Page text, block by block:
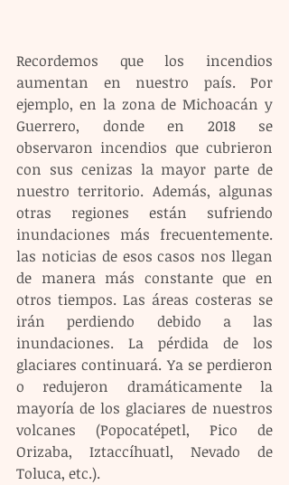
Recordemos que los incendios
aumentan en nuestro país. Por
ejemplo, en la zona de Michoacán y
Guerrero, donde en 2018 se
observaron incendios que cubrieron
con sus cenizas la mayor parte de
nuestro territorio. Además, algunas
otras regiones están sufriendo
inundaciones más frecuentemente.
las noticias de esos casos nos llegan
de manera más constante que en
otros tiempos. Las áreas costeras se
irán perdiendo debido a las
inundaciones. La pérdida de los
glaciares continuará. Ya se perdieron
o redujeron dramáticamente la
mayoría de los glaciares de nuestros
volcanes (Popocatépetl, Pico de
Orizaba, Iztaccíhuatl, Nevado de
Toluca, etc.).